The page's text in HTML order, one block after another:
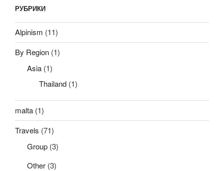
РУБРИКИ
Alpinism (11)
By Region (1)
Asia (1)
Thailand (1)
malta (1)
Travels (71)
Group (3)
Other (3)